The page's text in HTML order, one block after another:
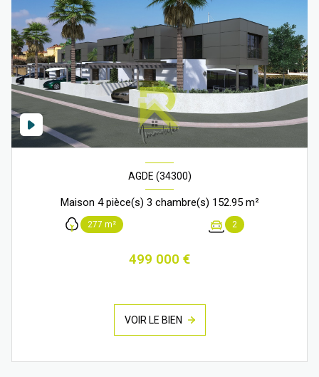
AGDE (34300)
Maison 4 pièce(s) 3 chambre(s) 152.95 m²
277 m² 2
499 000 €
VOIR LE BIEN